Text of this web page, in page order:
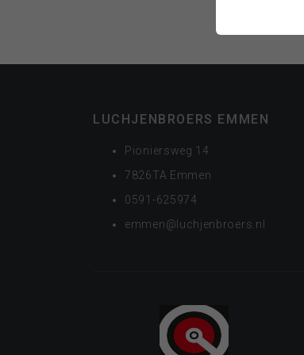
LUCHJENBROERS EMMEN
Pioniersweg 14
7826TA Emmen
0591-625974
emmen@luchjenbroers.nl